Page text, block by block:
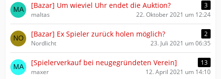
[Bazar] Um wieviel Uhr endet die Auktion?
3
maltas
22. Oktober 2021 um 12:24
[Bazar] Ex Spieler zurück holen möglich?
2
Nordlicht
23. Juli 2021 um 06:35
[Spielerverkauf bei neugegründeten Verein]
13
maxer
12. April 2021 um 14:10